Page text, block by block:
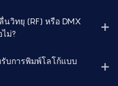
วิทยุ (RF) หรือ DMX
ม่?
บการพิมพ์โลโก้แบบ